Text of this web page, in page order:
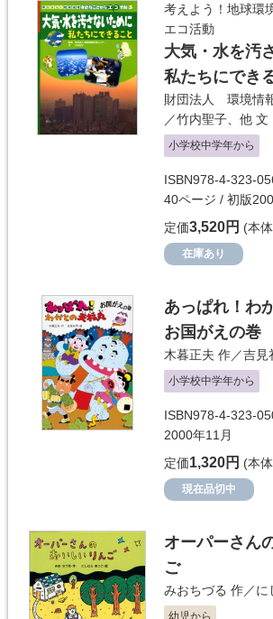
考えよう！地球
エコ活動
大気・水を汚
私たちにでき
財団法人 環境情
／竹内聖子 、他 文
小学校中学年から
ISBN978-4-323-
40ページ / 初版
定価3,520円 (本
在庫あり
あっぱれ！わ
お国がえの巻
木暮正夫 作／吉見
小学校中学年から
ISBN978-4-323-
2000年11月
定価1,320円 (本
現在品切中
オーパーさん
ご
みおちづる 作／に
幼児から